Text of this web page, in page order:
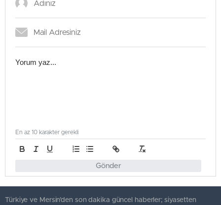
Gönder
En az 10 karakter gerekli
Türkiye ve Mersin’den son dakika güncel haberler; siyasetten